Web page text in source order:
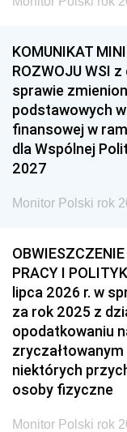
KOMUNIKAT
ROZWOJU WSI
sprawie
podstawowych
finansowej w
dla Wspólnej
2027
Monitor Polski rok
PRACY I
lipca 2026 r. w
za rok 2025 z
opodatkowaniu
niektórych
osoby fizyczne
Monitor Polski rok